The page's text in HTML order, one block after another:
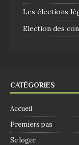
Les élections
Election des
CATÉGORIES
Accueil
Premiers pas
Se loger